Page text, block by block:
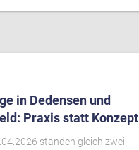
in Dedensen und
Praxis statt Konzept
standen gleich zwei